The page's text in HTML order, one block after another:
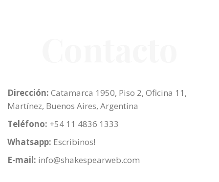
Dirección: Catamarca 1950, Piso 2, Oficina 11,
Martínez, Buenos Aires, Argentina
Teléfono: +54 11 4836 1333
Whatsapp: Escribinos!
E-mail: info@shakespearweb.com